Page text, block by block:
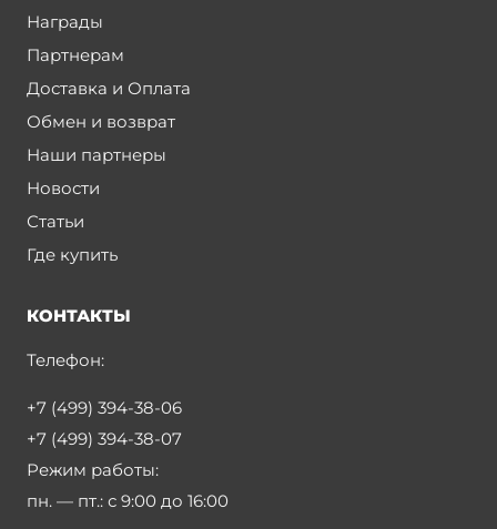
Награды
Партнерам
Доставка и Оплата
Обмен и возврат
Наши партнеры
Новости
Статьи
Где купить
КОНТАКТЫ
Телефон:
+7 (499) 394-38-06
+7 (499) 394-38-07
Режим работы:
пн. — пт.: с 9:00 до 16:00